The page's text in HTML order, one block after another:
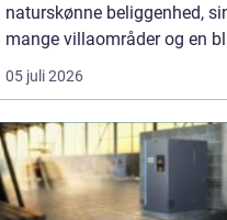
naturskønne beliggenhed,
mange villaområder og en
05 juli 2026